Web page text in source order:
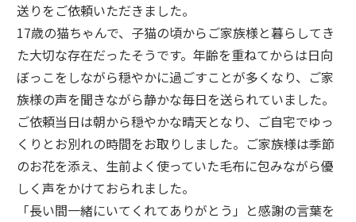
送りをご依頼いただきました。
17歳の猫ちゃんで、子猫の頃からご家族様と暮らしてき
た大切な存在だったそうです。年齢を重ねてからは日向
ぼっこをしながら穏やかに過ごすことが多くなり、ご家
族様の声を聞きながら静かな毎日を送られていました。
ご依頼当日は朝から穏やかな晴天となり、ご自宅でゆっ
くりとお別れの時間をお取りしました。ご家族様は季節
のお花を添え、生前よく使っていた毛布に包みながら優
しく声をかけておられました。
「長い間一緒にいてくれてありがとう」と感謝の言葉を